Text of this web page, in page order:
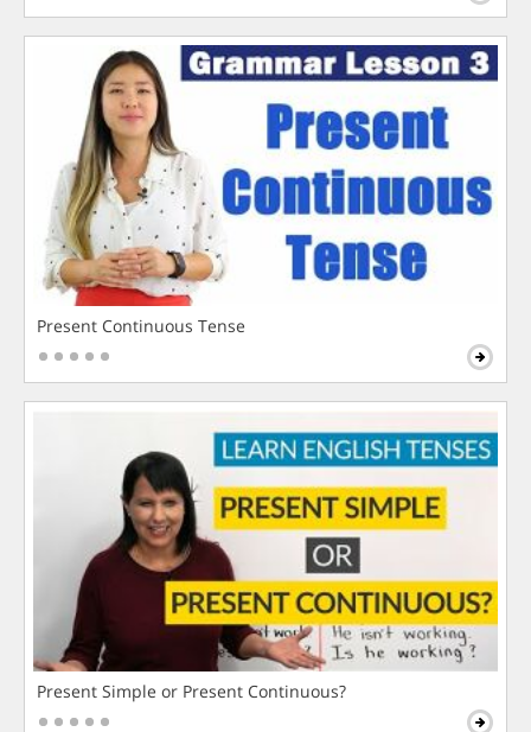
Present Continuous Tense
Present Simple or Present Continuous?